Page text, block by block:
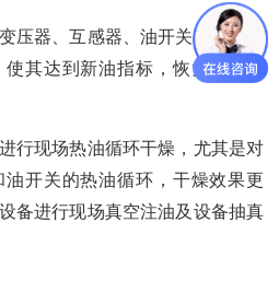
压器、互感器、油开关等绝缘油
其达到新油指标，恢复使用性
行现场热油循环干燥，尤其是对
开关的热油循环，干燥效果更
备进行现场真空注油及设备抽真